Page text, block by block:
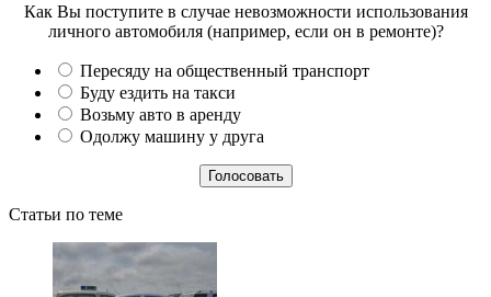
Как Вы поступите в случае невозможности использования
личного автомобиля (например, если он в ремонте)?
Пересяду на общественный транспорт
Буду ездить на такси
Возьму авто в аренду
Одолжу машину у друга
Статьи по теме